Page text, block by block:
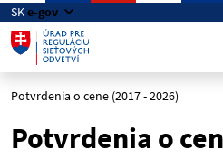
Preskočiť na hlavný obsah
SKe-gov
Potvrdenia o cene (2017 - 2026)
Potvrdenia o